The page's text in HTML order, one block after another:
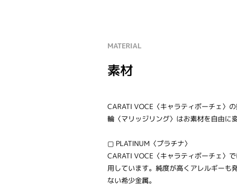
MATERIAL
素材
CARATI VOCE〈キャラティボーチェ〉
輪〈マリッジリング〉はお素材を自由に
▢ PLATINUM〈プラチナ〉
CARATI VOCE〈キャラティボーチェ〉
用しています。純度が高くアレルギーも
ない希少金属。